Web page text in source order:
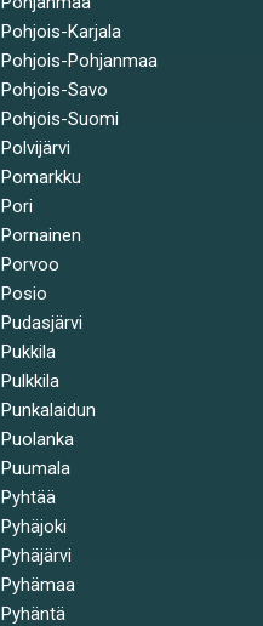
Pohjois-Karjala
Pohjois-Pohjanmaa
Pohjois-Savo
Pohjois-Suomi
Polvijärvi
Pomarkku
Pori
Pornainen
Porvoo
Posio
Pudasjärvi
Pukkila
Pulkkila
Punkalaidun
Puolanka
Puumala
Pyhtää
Pyhäjoki
Pyhäjärvi
Pyhämaa
Pyhäntä